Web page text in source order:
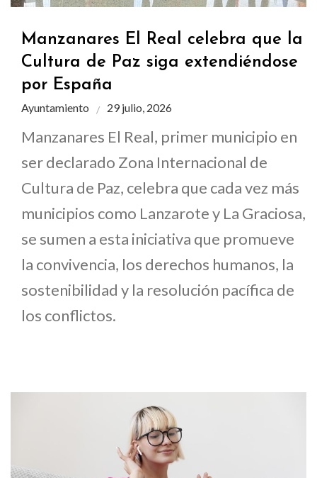
Manzanares El Real celebra que la
Cultura de Paz siga extendiéndose
por España
Ayuntamiento 29 julio, 2026
Manzanares El Real, primer municipio en
ser declarado Zona Internacional de
Cultura de Paz, celebra que cada vez más
municipios como Lanzarote y La Graciosa,
se sumen a esta iniciativa que promueve
la convivencia, los derechos humanos, la
sostenibilidad y la resolución pacífica de
los conflictos.